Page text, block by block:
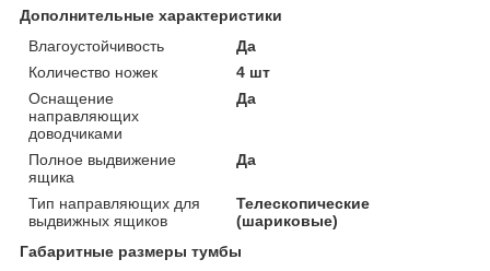
Дополнительные характеристики
Влагоустойчивость
Да
Количество ножек
4 шт
Оснащение
направляющих
доводчиками
Да
Полное выдвижение
ящика
Да
Тип направляющих для
выдвижных ящиков
Телескопические
(шариковые)
Габаритные размеры тумбы